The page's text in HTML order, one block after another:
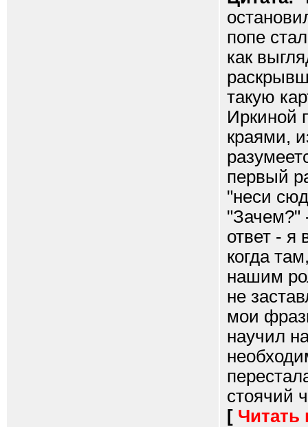
попе
как
такую
Иркиной
краями,
первый
"неси
"Зачем?"
ответ - я
когда
нашим
не
мои
научил
стоячий
[ Читать